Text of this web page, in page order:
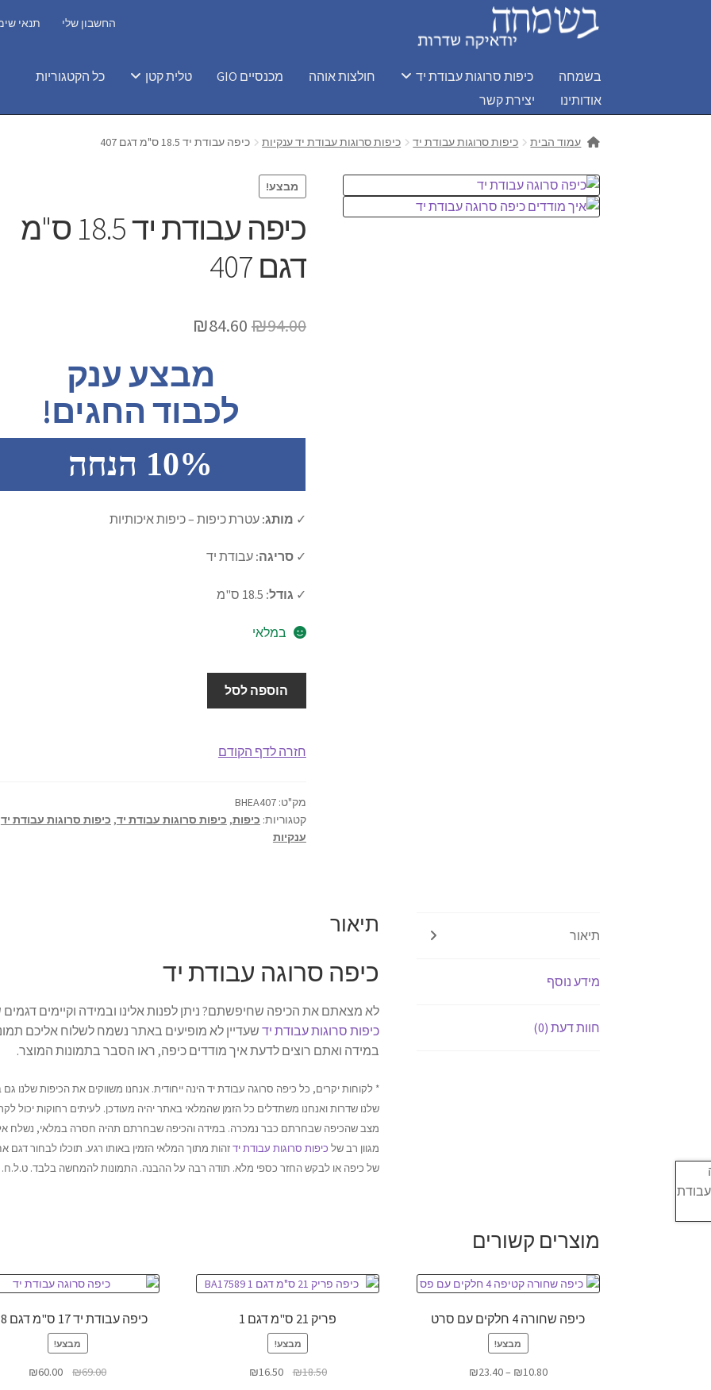
דלג
לניווט
לדלג
לתוכן
החשבון שלי תנאי
בשמחה כיפות סרוגות עבודת יד חולצות אוהה מכנסיים GIO טלית קטן
כל הקטגוריות
אודותינו
יצירת קשר
עמוד הבית כיפות סרוגות עבודת יד כיפות סרוגות עבודת יד ענקיות כיפה עבודת יד 18.5 ס"מ דגם 407
מבצע!
כיפה עבודת יד 18.5 ס"מ
דגם 407
₪94.00
המחיר
₪94.00.
₪84.60
הוא:
₪84.60.
מבצע ענק
לכבוד החגים!
10% הנחה
✓ מותג: עטרת כיפות – כיפות איכותיות
✓סריגה: עבודת יד
✓ גודל:
במלאי
יד
ס"מ
דגם
407
הוספה לסל
חזרה לדף הקודם
מק"ט:BHEA407
קטגוריות: כיפות, כיפות סרוגות עבודת יד, כיפות סרוגות עבודת יד
ענקיות
תיאור
מידע נוסף
חוות דעת (0)
תיאור
כיפה סרוגה עבודת יד
לא מצאתם את הכיפה שחיפשתם? ניתן לפנות אלינו ובמידה וקיימים
כיפות סרוגות עבודת ידשעדיין לא מופיעים באתר נשמח לשלוח אליכם
במידה ואתם רוצים לדעת איך מודדים כיפה, ראו הסבר בתמונות המוצר.
* לקוחות יקרים, כל כיפה סרוגה עבודת יד הינה ייחודית. אנחנו משווקים את הכיפות שלנו גם
שלנו שדרות ואנחנו משתדלים כל הזמן שהמלאי באתר יהיה מעודכן. לעיתים רחוקות יכול
מצב שהכיפה שבחרתם כבר נמכרה. במידה והכיפה שבחרתם תהיה חסרה במלאי, נשלח
מגוון רב של כיפות סרוגות עבודת ידזהות מתוך המלאי הזמין באותו רגע. תוכלו לבחור דגם
של כיפה או לבקש החזר כספי מלא. תודה רבה על ההבנה. התמונות להמחשה בלבד. ט.ל.ח.
מוצרים קשורים
כיפה שחורה 4 חלקים עם סרט
מבצע!
₪10.80
–
₪23.40
פריק 21 ס"מ דגם 1
מבצע!
₪18.50
המחיר₪16.50
כיפה עבודת יד 17 ס"מ דגם 518
מבצע!
₪69.00
המחיר₪60.00
המחיר